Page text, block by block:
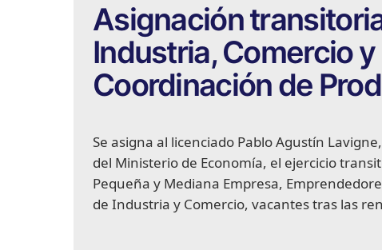
Asignación
Industria, Comercio
Coordinación de
Se asigna al licenciado Pablo Agustín
del Ministerio de Economía, el ejercicio
Pequeña y Mediana Empresa,
de Industria y Comercio, vacantes tras las